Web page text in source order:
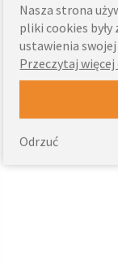
Nasza strona
pliki cookies
ustawienia
Przeczytaj więcej
Odrzuć